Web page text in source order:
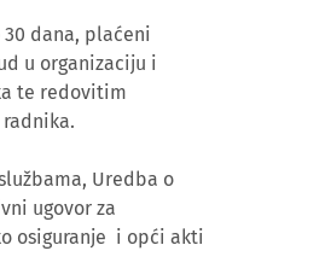
dana, plaćeni
u organizaciju i
te redovitim
Uredba o
ugovor za
osiguranje i opći akti